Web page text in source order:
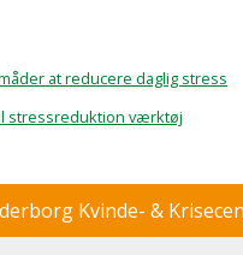
at reducere daglig stress
stressreduktion værktøj
Kvinde- &